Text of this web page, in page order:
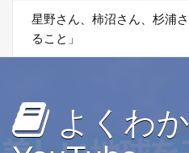
星野さん、柿沼さん、杉浦
ること」
よくわ